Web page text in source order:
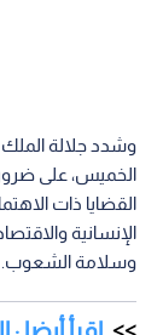
وشدد جلالة الملك
الخميس، على
القضايا ذات
الإنسانية
وسلامة الشعوب.